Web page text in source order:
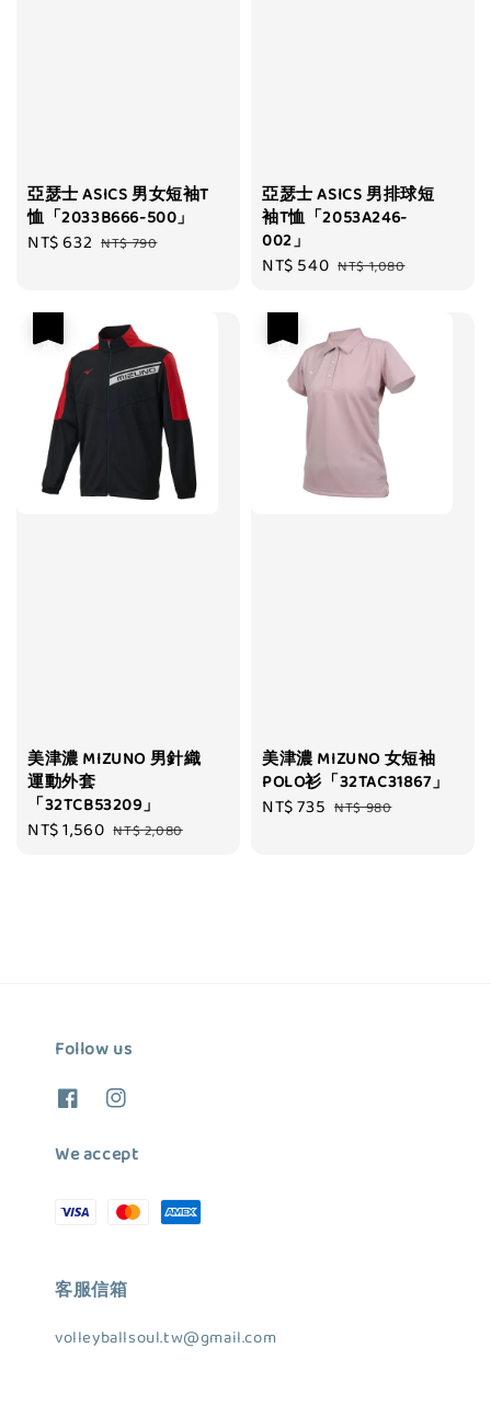
亞瑟士 ASICS 男女短袖T
恤「2033B666-500」
Sale
NT$ 632 Regular
NT$ 790
亞瑟士 ASICS 男排球短
袖T恤「2053A246-
002」
Sale
NT$ 540 Regular
NT$ 1,080
美津濃 MIZUNO 男針織
運動外套
「32TCB53209」
Sale
NT$ 1,560 Regular
NT$ 2,080
美津濃 MIZUNO 女短袖
POLO衫「32TAC31867」
Sale
NT$ 735 Regular
NT$ 980
Follow us
We accept
客服信箱
volleyballsoul.tw@gmail.com